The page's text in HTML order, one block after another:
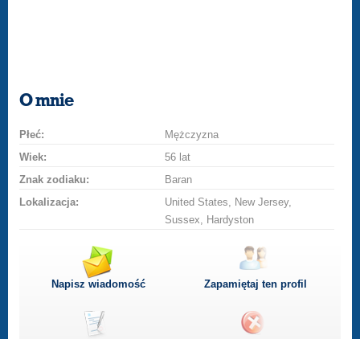
O mnie
Płeć:
Mężczyzna
Wiek:
56 lat
Znak zodiaku:
Baran
Lokalizacja:
United States, New Jersey,
Sussex, Hardyston
Napisz wiadomość Zapamiętaj ten profil